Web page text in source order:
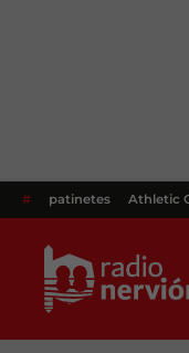
# patinetes Athletic